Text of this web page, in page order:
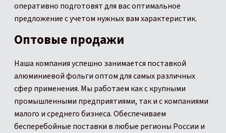
оперативно подготовят для вас оптимальное
предложение с учетом нужных вам характеристик.
Оптовые продажи
Наша компания успешно занимается поставкой
алюминиевой фольги оптом для самых различных
сфер применения. Мы работаем как с крупными
промышленными предприятиями, так и с компаниями
малого и среднего бизнеса. Обеспечиваем
бесперебойные поставки в любые регионы России и